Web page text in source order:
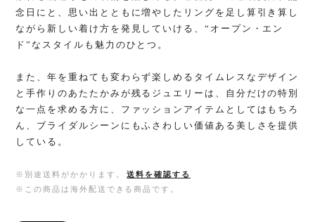
念日にと、思い出とともに増やしたリングを足し算引き算し
ながら新しい着け方を発見していける、“オープン・エン
ド”なスタイルも魅力のひとつ。
また、年を重ねても変わらず楽しめるタイムレスなデザイン
と手作りのあたたかみが残るジュエリーは、自分だけの特別
な一点を求める方に、ファッションアイテムとしてはもちろ
ん、ブライダルシーンにもふさわしい価値ある美しさを提供
している。
※別途送料がかかります。
送料を確認する
※この商品は海外配送できる商品です。